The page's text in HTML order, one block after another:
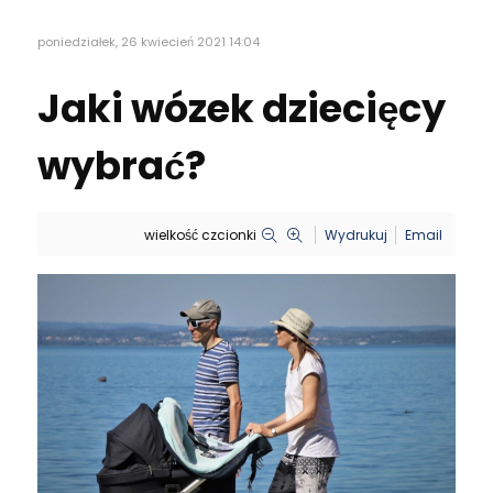
poniedziałek, 26 kwiecień 2021 14:04
Jaki wózek dziecięcy
wybrać?
wielkość czcionki Wydrukuj Email